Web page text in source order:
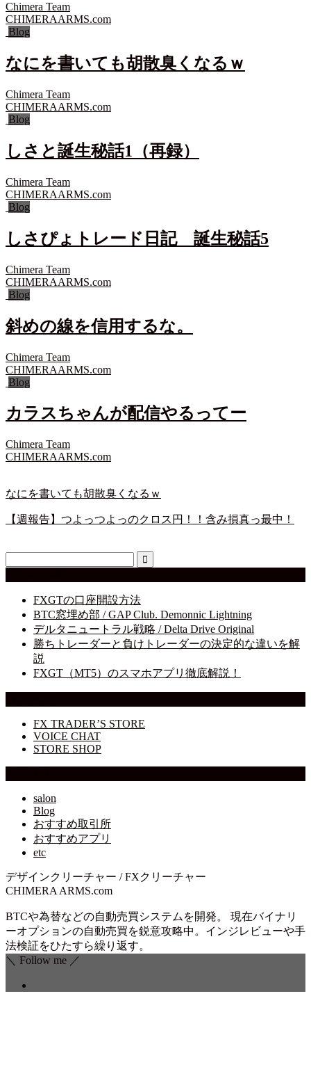
Chimera Team
CHIMERAARMS.com
Blog
なにを書いても胡散臭くなるｗ
Chimera Team
CHIMERAARMS.com
Blog
しさと誕生秘話1（再録）
Chimera Team
CHIMERAARMS.com
Blog
しさぴょトレード日記 誕生秘話5
Chimera Team
CHIMERAARMS.com
Blog
斜めの線を信用するな。
Chimera Team
CHIMERAARMS.com
Blog
カラスちゃんが配信やるってー
Chimera Team
CHIMERAARMS.com
なにを書いても胡散臭くなるｗ
【週報告】つよっつよっのクロス円！！含み損真っ最中！
FXGTの口座開設方法
BTC窓埋め部 / GAP Club. Demonnic Lightning
デルタニュートラル戦略 / Delta Drive Original
勝ちトレーダーと負けトレーダーの決定的な違いを解
説
FXGT（MT5）のスマホアプリ徹底解説！
FX TRADER’S STORE
VOICE CHAT
STORE SHOP
salon
Blog
おすすめ取引所
おすすめアプリ
etc
デザインクリーチャー / FXクリーチャー
CHIMERA ARMS.com
BTCや為替などの自動売買システムを開発。 現在バイナリ
ーオプションの自動売買を鋭意攻略中。インジレビューや手
法検証をひたすら繰り返す。
＼ Follow me ／